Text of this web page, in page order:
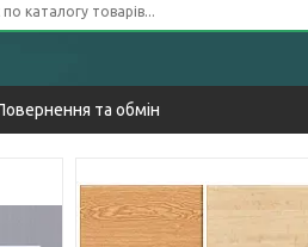
та обмін